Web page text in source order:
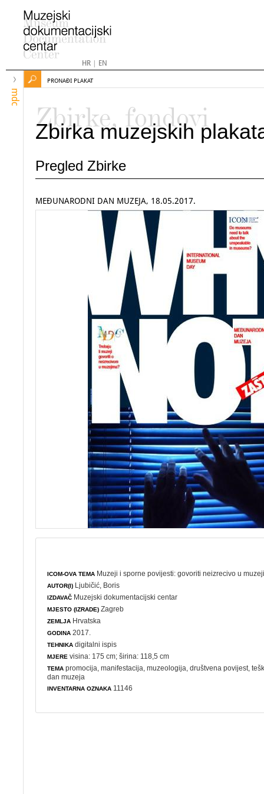
HR| EN
mdc
PRONAĐI PLAKAT
Zbirke, fondovi
Zbirka muzejskih
Pregled Zbirke
MEĐUNARODNI DAN MUZEJA, 18.05.2017.
ICOM-OVA TEMA Muzeji i sporne povijesti: govoriti neizrecivo u
AUTOR(I) Ljubičić, Boris
IZDAVAČ Muzejski dokumentacijski centar
MJESTO (IZRADE) Zagreb
ZEMLJA Hrvatska
GODINA 2017.
TEHNIKA digitalni ispis
MJERE visina: 175 cm; širina: 118,5 cm
TEMA promocija ,manifestacija ,muzeologija ,društvena povijest ,
dan muzeja
INVENTARNA OZNAKA 11146